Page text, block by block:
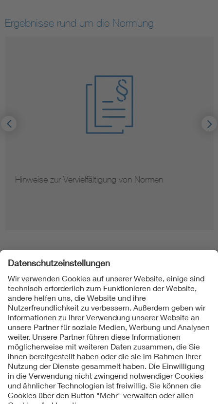
Ergebnisse rund um die Normung
Hinweise zur Vervielfältigung von Normen
Folgen Sie uns
Kontakt
Impressum